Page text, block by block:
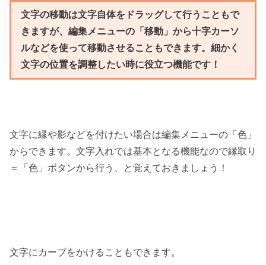
文字の移動は文字自体をドラッグして行うこともで
きますが、編集メニューの「移動」から十字カーソ
ルなどを使って移動させることもできます。細かく
文字の位置を調整したい時に役立つ機能です！
文字に縁や影などを付けたい場合は編集メニューの「色」
からできます。文字入れでは基本となる機能なので縁取り
＝「色」ボタンから行う、と覚えておきましょう！
文字にカーブをかけることもできます。